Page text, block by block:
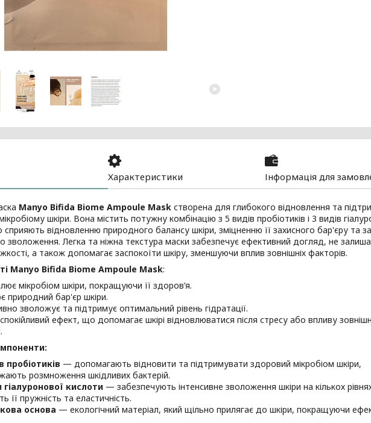
Характеристики Інформація для
Manyo Bifida Biome Ampoule Mask створена для глибокого відновлення та
шкіри. Вона містить потужну комбінацію з 5 видів пробіотиків і 3 видів
відновленню природного балансу шкіри, зміцненню її захисного бар'єру та
зволоження. Легка та ніжна текстура маски забезпечує ефективний догляд, не
а також допомагає заспокоїти шкіру, зменшуючи вплив зовнішніх факторів.
Manyo Bifida Biome Ampoule Mask:
мікробіом шкіри, покращуючи її здоров’я.
природний бар'єр шкіри.
зволожує та підтримує оптимальний рівень гідратації.
ефект, що допомагає шкірі відновлюватися після стресу або впливу
пробіотиків — допомагають відновити та підтримувати здоровий мікробіом шкіри,
розмноження шкідливих бактерій.
гіалуронової кислоти — забезпечують інтенсивне зволоження шкіри на кількох
її пружність та еластичність.
основа — екологічний матеріал, який щільно прилягає до шкіри, покращуючи